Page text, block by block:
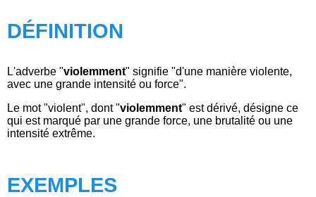
DÉFINITION
L'adverbe "violemment" signifie "d'une manière violente,
avec une grande intensité ou force".
Le mot "violent", dont "violemment" est dérivé, désigne ce
qui est marqué par une grande force, une brutalité ou une
intensité extrême.
EXEMPLES